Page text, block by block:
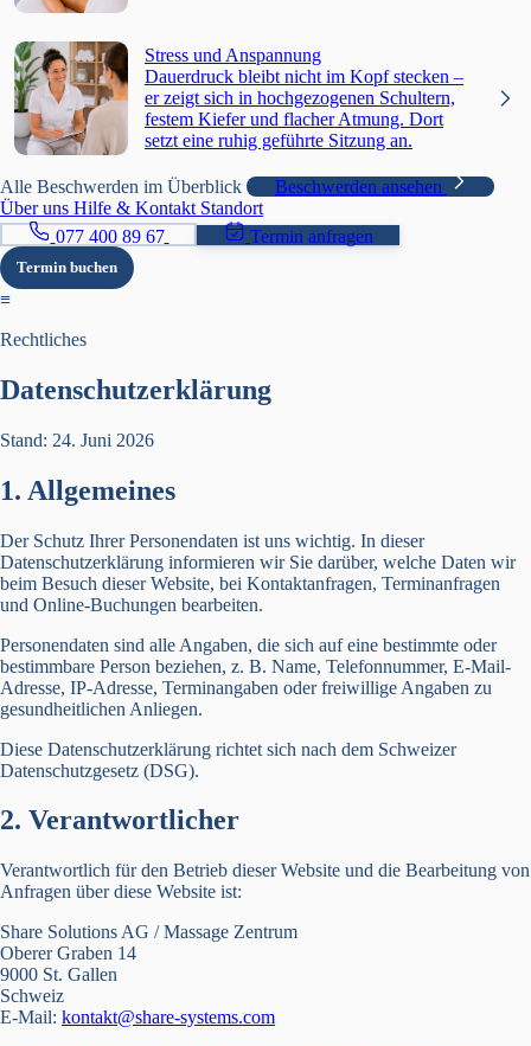
Stress und Anspannung
Dauerdruck bleibt nicht im Kopf stecken –
er zeigt sich in hochgezogenen Schultern,
festem Kiefer und flacher Atmung. Dort
setzt eine ruhig geführte Sitzung an.
Alle Beschwerden im Überblick
Beschwerden ansehen
Über uns Hilfe & Kontakt Standort
077 400 89 67
Termin anfragen
Termin buchen
≡
Rechtliches
Datenschutzerklärung
Stand: 24. Juni 2026
1. Allgemeines
Der Schutz Ihrer Personendaten ist uns wichtig. In dieser
Datenschutzerklärung informieren wir Sie darüber, welche Daten wir
beim Besuch dieser Website, bei Kontaktanfragen, Terminanfragen
und Online-Buchungen bearbeiten.
Personendaten sind alle Angaben, die sich auf eine bestimmte oder
bestimmbare Person beziehen, z. B. Name, Telefonnummer, E-Mail-
Adresse, IP-Adresse, Terminangaben oder freiwillige Angaben zu
gesundheitlichen Anliegen.
Diese Datenschutzerklärung richtet sich nach dem Schweizer
Datenschutzgesetz (DSG).
2. Verantwortlicher
Verantwortlich für den Betrieb dieser Website und die Bearbeitung von
Anfragen über diese Website ist:
Share Solutions AG / Massage Zentrum
Oberer Graben 14
9000 St. Gallen
Schweiz
E-Mail: kontakt@share-systems.com